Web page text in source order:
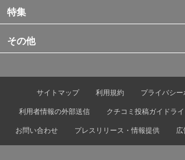
特集
その他
サイトマップ 利用規約
プライバシ
利用者情報の外部送信
クチコミ投稿ガイドラ
お問い合わせ
プレスリリース・情報提供